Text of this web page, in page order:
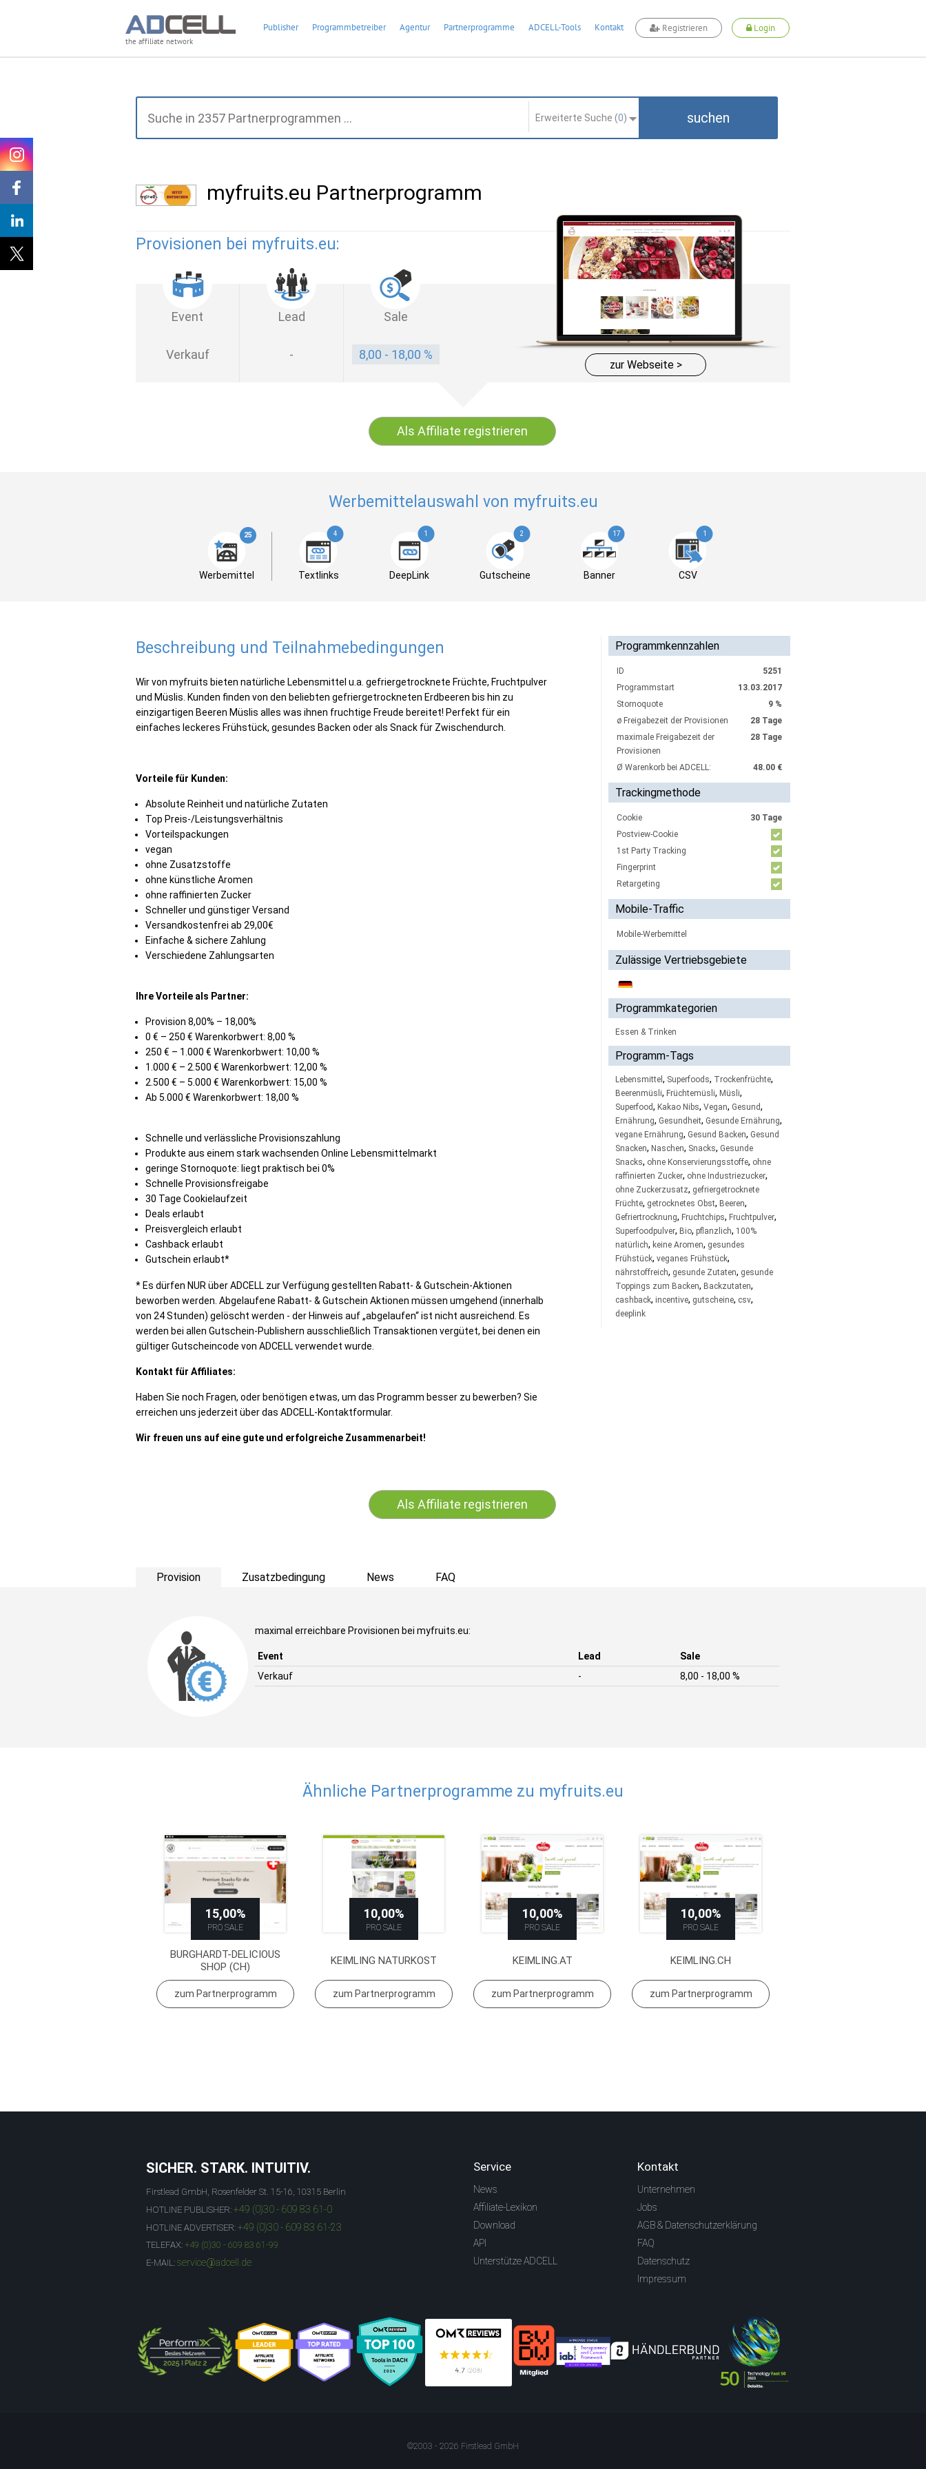
the affiliate network
Publisher Programmbetreiber Agentur Partnerprogramme ADCELL-Tools Kontakt Registrieren Login
Erweiterte Suche (0) suchen
myfruits.eu Partnerprogramm
Provisionen bei myfruits.eu:
Event Lead Sale
Verkauf - 8,00 - 18,00 %
zur Webseite >
Als Affiliate registrieren
Werbemittelauswahl von myfruits.eu
25
Werbemittel
4
Textlinks
1
DeepLink
2
Gutscheine
17
Banner
1
CSV
Beschreibung und Teilnahmebedingungen
Wir von myfruits bieten natürliche Lebensmittel u.a. gefriergetrocknete Früchte, Fruchtpulver
und Müslis. Kunden finden von den beliebten gefriergetrockneten Erdbeeren bis hin zu
einzigartigen Beeren Müslis alles was ihnen fruchtige Freude bereitet! Perfekt für ein
einfaches leckeres Frühstück, gesundes Backen oder als Snack für Zwischendurch.
Vorteile für Kunden:
Absolute Reinheit und natürliche Zutaten
Top Preis-/Leistungsverhältnis
Vorteilspackungen
vegan
ohne Zusatzstoffe
ohne künstliche Aromen
ohne raffinierten Zucker
Schneller und günstiger Versand
Versandkostenfrei ab 29,00€
Einfache & sichere Zahlung
Verschiedene Zahlungsarten
Ihre Vorteile als Partner:
Provision 8,00% – 18,00%
0 € – 250 € Warenkorbwert: 8,00 %
250 € – 1.000 € Warenkorbwert: 10,00 %
1.000 € – 2.500 € Warenkorbwert: 12,00 %
2.500 € – 5.000 € Warenkorbwert: 15,00 %
Ab 5.000 € Warenkorbwert: 18,00 %
Schnelle und verlässliche Provisionszahlung
Produkte aus einem stark wachsenden Online Lebensmittelmarkt
geringe Stornoquote: liegt praktisch bei 0%
Schnelle Provisionsfreigabe
30 Tage Cookielaufzeit
Deals erlaubt
Preisvergleich erlaubt
Cashback erlaubt
Gutschein erlaubt*
* Es dürfen NUR über ADCELL zur Verfügung gestellten Rabatt- & Gutschein-Aktionen
beworben werden. Abgelaufene Rabatt- & Gutschein Aktionen müssen umgehend (innerhalb
von 24 Stunden) gelöscht werden - der Hinweis auf „abgelaufen“ ist nicht ausreichend. Es
werden bei allen Gutschein-Publishern ausschließlich Transaktionen vergütet, bei denen ein
gültiger Gutscheincode von ADCELL verwendet wurde.
Kontakt für Affiliates:
Haben Sie noch Fragen, oder benötigen etwas, um das Programm besser zu bewerben? Sie
erreichen uns jederzeit über das ADCELL-Kontaktformular.
Wir freuen uns auf eine gute und erfolgreiche Zusammenarbeit!
Programmkennzahlen
ID
5251
Programmstart
13.03.2017
Stornoquote
9 %
ø Freigabezeit der Provisionen
28 Tage
maximale Freigabezeit der
Provisionen
28 Tage
Ø Warenkorb bei ADCELL: 48.00 €
Trackingmethode
Cookie
30 Tage
Postview-Cookie
1st Party Tracking
Fingerprint
Retargeting
Mobile-Traffic
Mobile-Werbemittel
Zulässige Vertriebsgebiete
Programmkategorien
Essen & Trinken
Programm-Tags
Lebensmittel , Superfoods, Trockenfrüchte,
Beerenmüsli, Früchtemüsli, Müsli,
Superfood, Kakao Nibs, Vegan, Gesund,
Ernährung, Gesundheit, Gesunde Ernährung,
vegane Ernährung, Gesund Backen, Gesund
Snacken, Naschen, Snacks, Gesunde
Snacks, ohne Konservierungsstoffe, ohne
raffinierten Zucker, ohne Industriezucker,
ohne Zuckerzusatz, gefriergetrocknete
Früchte, getrocknetes Obst, Beeren,
Gefriertrocknung, Fruchtchips, Fruchtpulver,
Superfoodpulver, Bio, pflanzlich, 100%
natürlich, keine Aromen, gesundes
Frühstück, veganes Frühstück,
nährstoffreich, gesunde Zutaten, gesunde
Toppings zum Backen, Backzutaten,
cashback, incentive, gutscheine, csv,
deeplink
Als Affiliate registrieren
Provision Zusatzbedingung News FAQ
maximal erreichbare Provisionen bei myfruits.eu:
Event Lead
Sale
Verkauf
- 8,00 - 18,00 %
Ähnliche Partnerprogramme zu myfruits.eu
15,00%
PRO SALE
BURGHARDT-DELICIOUS
SHOP (CH)
zum Partnerprogramm
10,00%
PRO SALE
KEIMLING NATURKOST
zum Partnerprogramm
10,00%
PRO SALE
KEIMLING.AT
zum Partnerprogramm
10,00%
PRO SALE
KEIMLING.CH
zum Partnerprogramm
SICHER. STARK. INTUITIV.
Firstlead GmbH, Rosenfelder St. 15-16, 10315 Berlin
HOTLINE PUBLISHER: +49 (0)30 - 609 83 61-0
HOTLINE ADVERTISER: +49 (0)30 - 609 83 61-23
TELEFAX: +49 (0)30 - 609 83 61-99
E-MAIL: service@adcell.de
Service
News
Affiliate-Lexikon
Download
API
Unterstütze ADCELL
Kontakt
Unternehmen
Jobs
AGB & Datenschutzerklärung
FAQ
Datenschutz
Impressum
©2003 - 2026 Firstlead GmbH